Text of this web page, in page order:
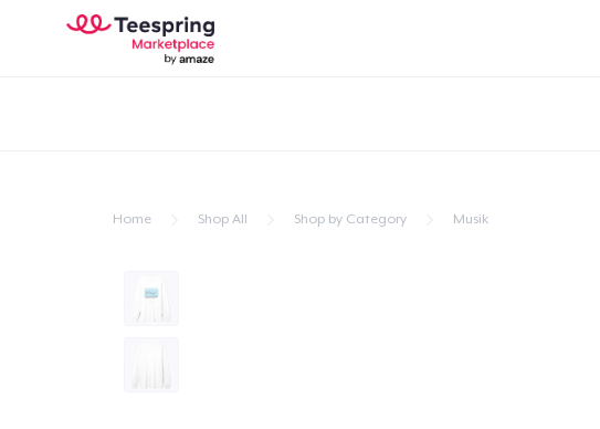
Home Shop All Shop by Category Musik